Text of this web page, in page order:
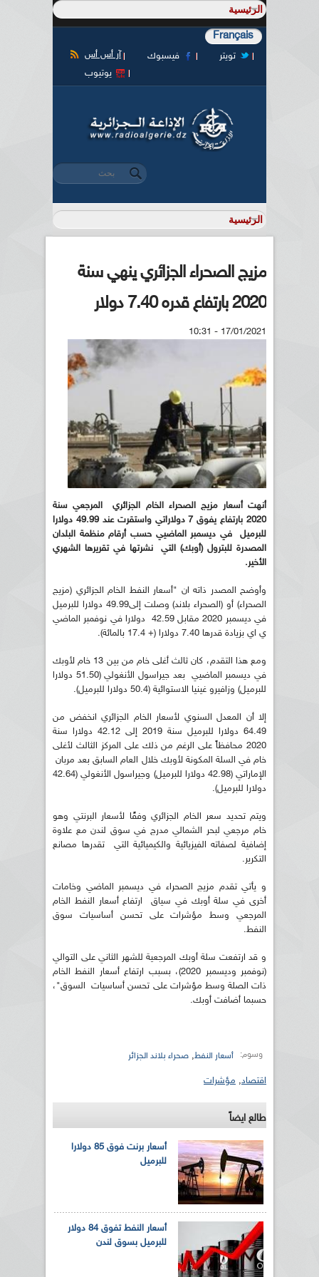
Français
آر أس أس فيسبوك
تويتر
يوتيوب
استمارة البحث
‏بحث ‏
مزيج الصحراء الجزائري ينهي سنة
2020 بارتفاع قدره 7.40 دولار
17/01/2021 - 10:31
أنهت أسعار مزيج الصحراء الخام الجزائري المرجعي سنة
2020 بارتفاع يفوق 7 دولاراتي واستقرت عند
49.99 دولارا
للبرميل في ديسمبر الماضيي حسب أرقام منظمة البلدان
المصدرة للبترول (أوبك) التي نشرتها في تقريرها الشهري
الأخير.
وأوضح المصدر ذاته ان "أسعار النفط الخام الجزائري (مزيج
الصحراء) أو (الصحراء بلاند) وصلت إلى49.99 دولارا للبرميل
في ديسمبر 2020 مقابل 42.59 دولارا في نوفمبر الماضي
ي اي بزيادة قدرها 7.40 دولارا (+ 17.4 بالمائة).
ومع هذا التقدم، كان ثالث أغلى خام من بين 13 خام لأوبك
في ديسمبر الماضيي بعد جيراسول الأنغولي (51.50 دولارا
للبرميل) وزافيرو غينيا الاستوائية (50.4 دولارا للبرميل).
إلا أن المعدل السنوي لأسعار الخام الجزائري انخفض من
64.49 دولارا للبرميل سنة 2019 إلى 42.12 دولارا سنة
2020 محافظاً على الرغم من ذلك على المركز الثالث لأغلى
خام في السلة المكونة لأوبك خلال العام السابق بعد مربان
الإماراتي (42.98 دولارا للبرميل) وجيراسول الأنغولي (42.64
دولارا للبرميل).
ويتم تحديد سعر الخام الجزائري وفقًا لأسعار البرنتي وهو
خام مرجعي لبحر الشمالي مدرج في سوق لندن مع علاوة
إضافية لصفاته الفيزيائية والكيميائية التي تقدرها مصانع
التكرير.
و يأتي تقدم مزيج الصحراء في ديسمبر الماضي وخامات
أخرى في سلة أوبك في سياق ارتفاع أسعار النفط الخام
المرجعي وسط مؤشرات على تحسن أساسيات سوق
النفط.
و قد ارتفعت سلة أوبك المرجعية للشهر الثاني على التوالي
(نوفمبر وديسمبر 2020)، بسبب ارتفاع أسعار النفط الخام
ذات الصلة وسط مؤشرات على تحسن أساسيات السوق"،
حسبما أضافت أوبك.
وسوم: أسعار النفط, صحراء بلاند الجزائر
اقتصاد, مؤشرات
طالع ايضاً
أسعار برنت فوق 85 دولارا
للبرميل
أسعار النفط تفوق 84 دولار
للبرميل بسوق لندن